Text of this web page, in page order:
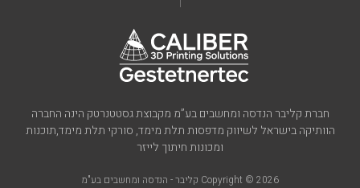
חברת קליבר הנדסה ומחשבים בע”מ מקבוצת גסטטנרטק הינה החברה
הוותיקה בישראל לשיווק מדפסות תלת מימד, סורקי תלת מימד,תוכנות
ומכונות חיתוך לייזר
Copyright © 2026 קליבר - הנדסה ומחשבים בע"מ